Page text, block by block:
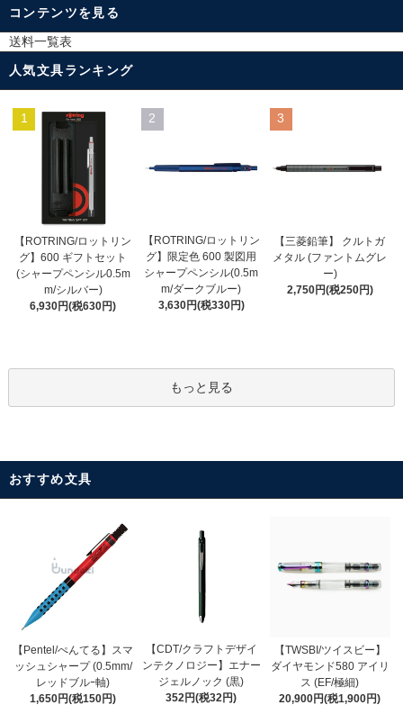
コンテンツを見る
送料一覧表
人気文具ランキング
1
【ROTRING/ロットリン
グ】600 ギフトセット
(シャープペンシル0.5m
m/シルバー)
6,930円(税630円)
2
【ROTRING/ロットリン
グ】限定色 600 製図用
シャープペンシル(0.5m
m/ダークブルー)
3,630円(税330円)
3
【三菱鉛筆】 クルトガ
メタル (ファントムグレ
ー)
2,750円(税250円)
もっと見る
おすすめ文具
【Pentel/ぺんてる】スマ
ッシュシャープ (0.5mm/
レッドブルｰ軸)
1,650円(税150円)
【CDT/クラフトデザイ
ンテクノロジー】エナー
ジェルノック (黒)
352円(税32円)
【TWSBI/ツイスビー】
ダイヤモンド580 アイリ
ス (EF/極細)
20,900円(税1,900円)